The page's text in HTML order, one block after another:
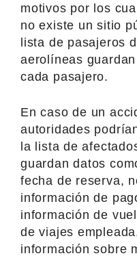
motivos por los
no existe un sitio
lista de pasajeros
aerolíneas
cada pasajero.
En caso de un
autoridades
la lista de
guardan datos
fecha de reserva,
información de
información de
de viajes
información sobre